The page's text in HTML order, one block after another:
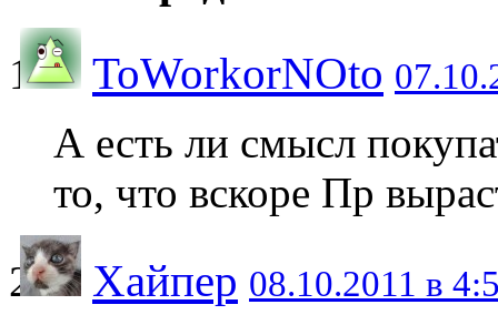
ToWorkorNOto
А есть ли смысл
то, что вскоре Пр
Хайпер 08.10.2011 в